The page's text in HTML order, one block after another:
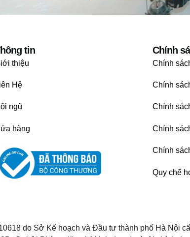
tin
thiệu
Hệ
ngũ
hàng
Chính
Chính
Chính
Chính
Chính
Chính
Quy chế
do Sở Kế hoạch và Đầu tư thành phố Hà Nội